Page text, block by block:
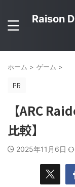
Raison
ホーム > ゲーム >
【ARC
比較】
2025年11月6日